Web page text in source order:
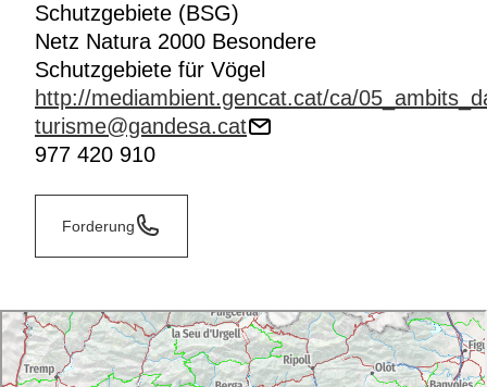
Schutzgebiete (BSG)
Netz Natura 2000 Besondere
Schutzgebiete für Vögel
http://mediambient.gencat.cat/ca/
turisme@gandesa.cat
977 420 910
Forderung